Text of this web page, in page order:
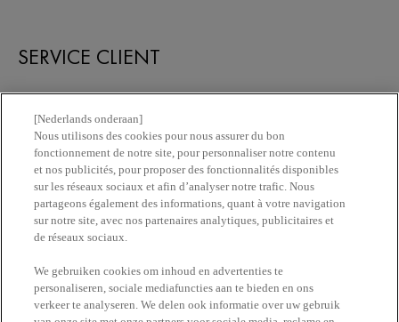
SERVICE CLIENT
Newsletter
Trouvez une pharmacie​
[Nederlands onderaan]
Nous utilisons des cookies pour nous assurer du bon
fonctionnement de notre site, pour personnaliser notre contenu
et nos publicités, pour proposer des fonctionnalités disponibles
sur les réseaux sociaux et afin d’analyser notre trafic. Nous
partageons également des informations, quant à votre navigation
sur notre site, avec nos partenaires analytiques, publicitaires et
de réseaux sociaux.
We gebruiken cookies om inhoud en advertenties te
personaliseren, sociale mediafuncties aan te bieden en ons
verkeer te analyseren. We delen ook informatie over uw gebruik